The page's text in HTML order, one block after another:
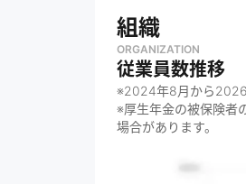
・エンジニア組織
なぜやっているの
・「つくる人がも
げる
・技術立国の日本
何をしているのか
組織
ORGANIZATION
従業員数推移
※2024年8月から
※厚生年金の被保険者
場合があります。